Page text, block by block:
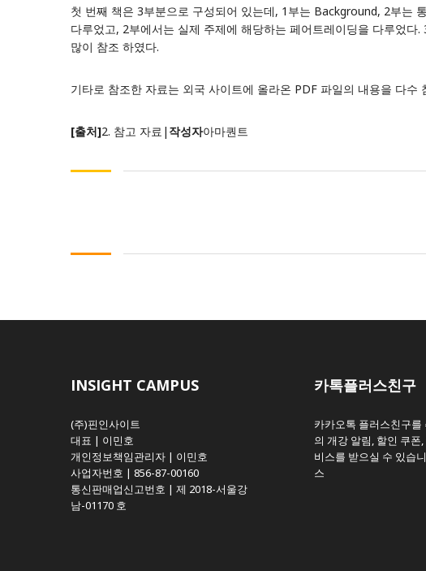
첫 번째 책은 3부분으로 구성되어 있는데, 1부는 Background, 2부는
다루었고, 2부에서는 실제 주제에 해당하는 페어트레이딩을 다루었
많이 참조 하였다.
기타로 참조한 자료는 외국 사이트에 올라온 PDF 파일의 내용을 다
[출처]2. 참고 자료 | 작성자아마퀀트
INSIGHT CAMPUS
(주)핀인사이트
대표 | 이민호
개인정보책임관리자 | 이민호
사업자번호 | 856-87-00160
통신판매업신고번호 | 제 2018-서울강
남-01170 호
카톡플러스친구
카카오톡 플러스친구
의 개강 알림, 할인 쿠폰
비스를 받으실 수 있습
스